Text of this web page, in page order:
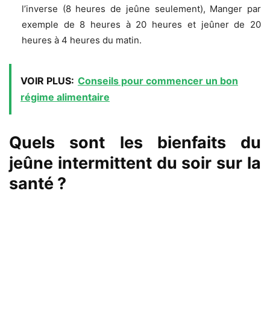
l’inverse (8 heures de jeûne seulement), Manger par
exemple de 8 heures à 20 heures et jeûner de 20
heures à 4 heures du matin.
VOIR PLUS: Conseils pour commencer un bon
régime alimentaire
Quels sont les bienfaits du
jeûne intermittent du soir sur la
santé ?